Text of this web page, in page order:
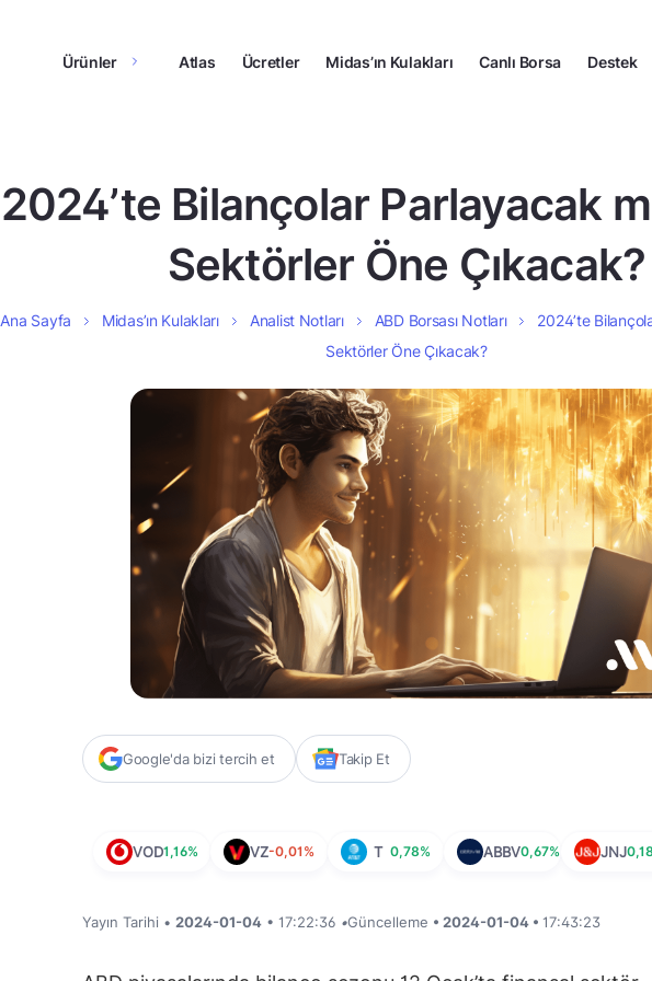
Ürünler Atlas Ücretler Midas’ın Kulakları Canlı Borsa Destek
2024’te Bilançolar Parlayacak
Sektörler Öne Çıkacak?
Ana Sayfa Midas’ın Kulakları Analist Notları ABD Borsası Notları
2024’te
Sektörler Öne Çıkacak?
Google'da bizi tercih et Takip Et
VOD1,16% VZ-0,01% T 0,78% ABBV0,67% JNJ
Yayın Tarihi • 2024-01-04 • 17:22:36 •Güncelleme • 2024-01-04 • 17:43:23